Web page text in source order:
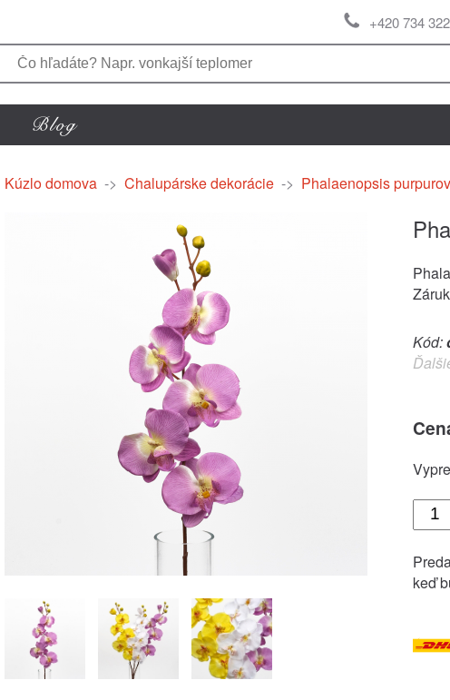
+420 734
Kúzlo domova -> Chalupárske dekorácie -> Phalaenopsis
Kód:
keď